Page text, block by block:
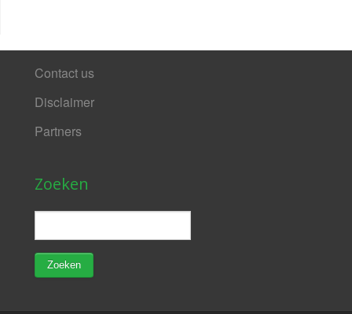
Contact us
Disclaimer
Partners
Zoeken